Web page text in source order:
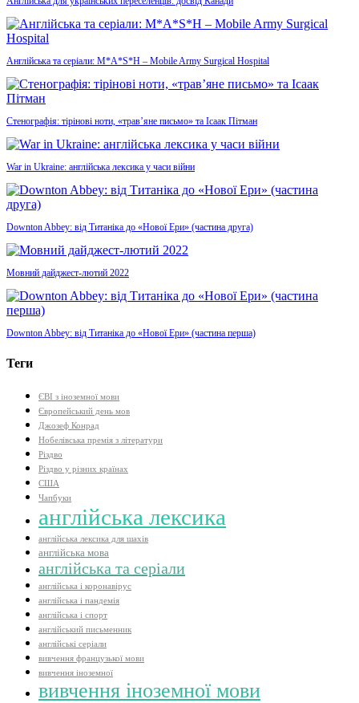
Англійська та серіали: M*A*S*H – Mobile Army Surgical Hospital
Стенографія: тірінові ноти, «трав’яне письмо» та Ісаак Пітман
War in Ukraine: англійська лексика у часи війни
Downton Abbey: від Титаніка до «Нової Ери» (частина друга)
Мовний дайджест-лютий 2022
Downton Abbey: від Титаніка до «Нової Ери» (частина перша)
Теги
ЄВІ з іноземної мови
Європейський день мов
Джозеф Конрад
Нобелівська премія з літератури
Різдво
Різдво у різних країнах
США
Чапбуки
англійська лексика
англійська лексика для шахів
англійська мова
англійська та серіали
англійська і коронавірус
англійська і пандемія
англійська і спорт
англійський письменник
англійські серіали
вивчення французької мови
вивчення іноземної
вивчення іноземної мови